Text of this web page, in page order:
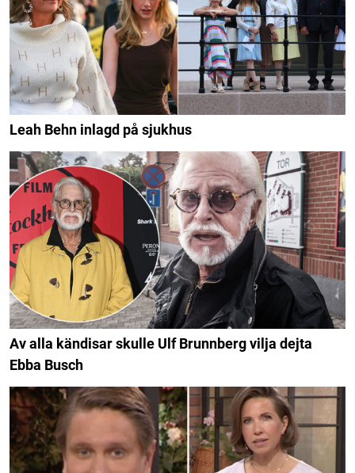
Leah Behn inlagd på sjukhus
Av alla kändisar skulle Ulf Brunnberg vilja dejta
Ebba Busch